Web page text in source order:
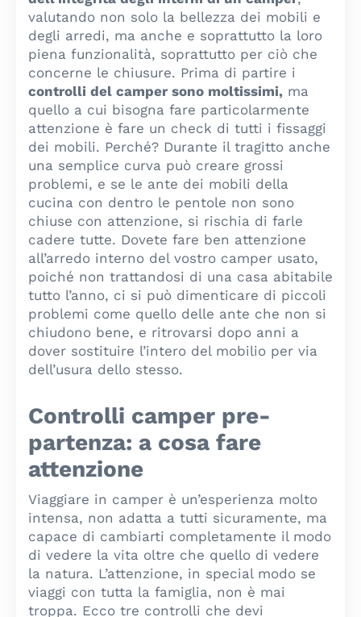
valutando non solo la bellezza dei mobili e
degli arredi, ma anche e soprattutto la loro
piena funzionalità, soprattutto per ciò che
concerne le chiusure. Prima di partire i
controlli del camper sono moltissimi, ma
quello a cui bisogna fare particolarmente
attenzione è fare un check di tutti i fissaggi
dei mobili. Perché? Durante il tragitto anche
una semplice curva può creare grossi
problemi, e se le ante dei mobili della
cucina con dentro le pentole non sono
chiuse con attenzione, si rischia di farle
cadere tutte. Dovete fare ben attenzione
all’arredo interno del vostro camper usato,
poiché non trattandosi di una casa abitabile
tutto l’anno, ci si può dimenticare di piccoli
problemi come quello delle ante che non si
chiudono bene, e ritrovarsi dopo anni a
dover sostituire l’intero del mobilio per via
dell’usura dello stesso.
Controlli camper pre-
partenza: a cosa fare
attenzione
Viaggiare in camper è un’esperienza molto
intensa, non adatta a tutti sicuramente, ma
capace di cambiarti completamente il modo
di vedere la vita oltre che quello di vedere
la natura. L’attenzione, in special modo se
viaggi con tutta la famiglia, non è mai
troppa. Ecco tre controlli che devi